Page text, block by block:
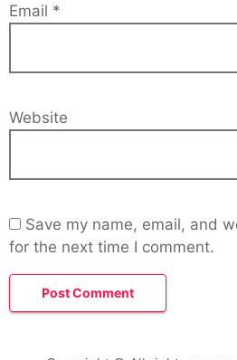
Email *
Website
Save my name, email, and
for the next time I comment.